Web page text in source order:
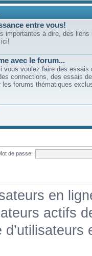
entre vous!
importantes à dire, des liens
avec le forum...
vous voulez faire des essais
connections, des essais
les forums thématiques
de passe:
en
actifs